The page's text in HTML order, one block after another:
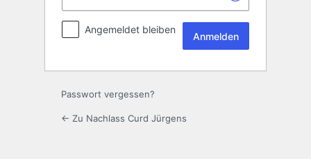
Angemeldet bleiben
Passwort vergessen?
← Zu Nachlass Curd Jürgens